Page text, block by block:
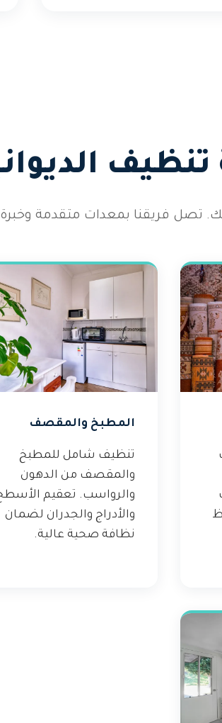
تصل فريقنا بمعدات متقدمة
المطبخ والمقصف
تنظيف شامل للمطبخ
والمقصف من الدهون
والرواسب. تعقيم
والأدراج والجدران لضمان
نظافة صحية عالية.